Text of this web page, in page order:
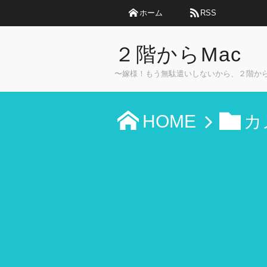
ホーム RSS
２階からMac
〜嫁様！もう無駄遣いしないから、２階か
HOME カ